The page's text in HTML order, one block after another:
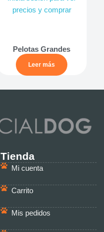
precios y comprar
Pelotas Grandes
Leer más
Tienda
Mi cuenta
Carrito
Mis pedidos